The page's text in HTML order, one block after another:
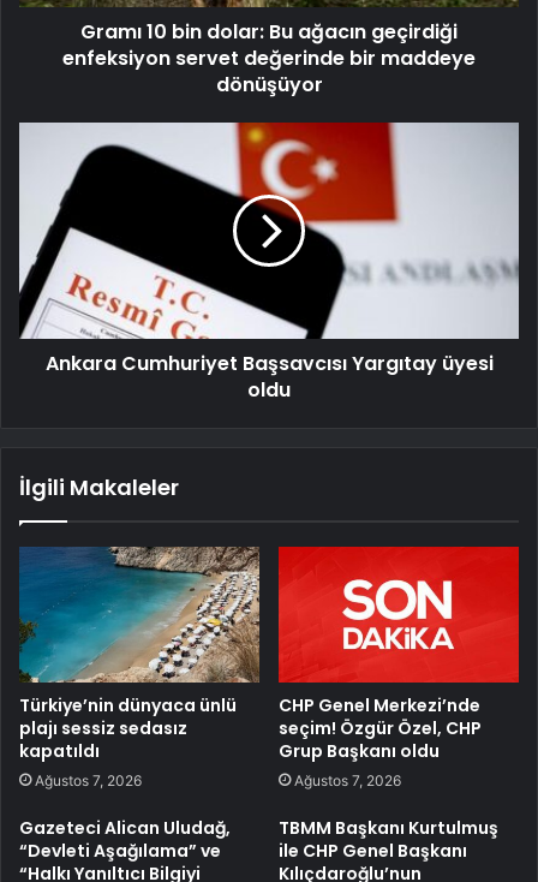
Gramı 10 bin dolar: Bu ağacın geçirdiği
enfeksiyon servet değerinde bir maddeye
dönüşüyor
Ankara Cumhuriyet Başsavcısı Yargıtay üyesi
oldu
İlgili Makaleler
Türkiye’nin dünyaca ünlü
plajı sessiz sedasız
kapatıldı
Ağustos 7, 2026
CHP Genel Merkezi’nde
seçim! Özgür Özel, CHP
Grup Başkanı oldu
Ağustos 7, 2026
Gazeteci Alican Uludağ,
“Devleti Aşağılama” ve
“Halkı Yanıltıcı Bilgiyi
TBMM Başkanı Kurtulmuş
ile CHP Genel Başkanı
Kılıçdaroğlu’nun